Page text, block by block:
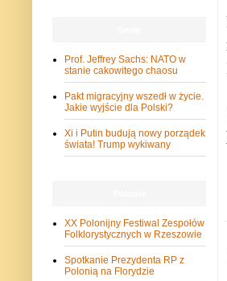
Prof. Jeffrey Sachs: NATO w
stanie cakowitego chaosu
Pakt migracyjny wszedł w życie.
Jakie wyjście dla Polski?
Xi i Putin budują nowy porządek
świata! Trump wykiwany
XX Polonijny Festiwal Zespołów
Folklorystycznych w Rzeszowie
Spotkanie Prezydenta RP z
Polonią na Florydzie